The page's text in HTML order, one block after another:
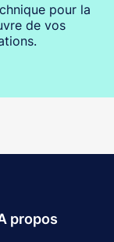
pour la
de vos
propos